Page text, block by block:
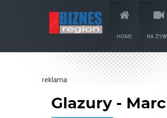
HOME NA
reklama